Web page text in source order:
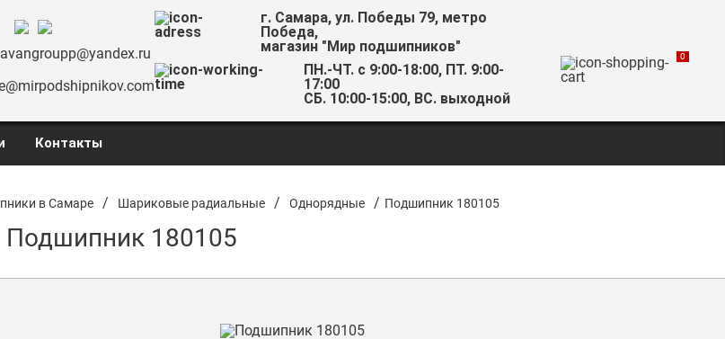
avangroupp@yandex.ru
г. Самара, ул. Победы 79, метро
Победа,
магазин "Мир подшипников"
ПН.-ЧТ. с 9:00-18:00, ПТ. 9:00-
17:00
СБ. 10:00-15:00, ВС. выходной
0
Контакты
в Самаре / Шариковые радиальные / Однорядные / Подшипник 180105
Подшипник 180105